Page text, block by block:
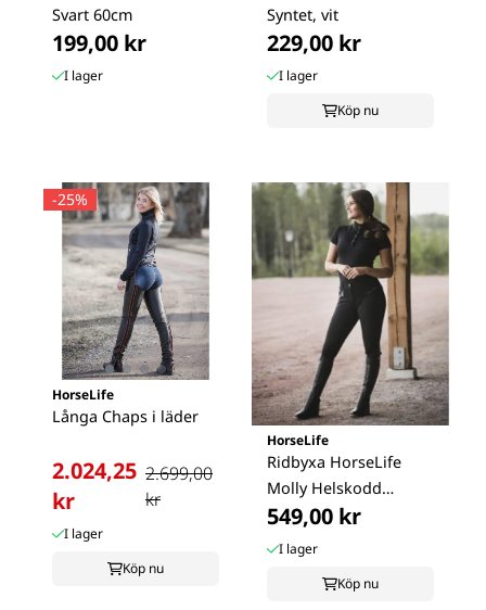
Svart 60cm
199,00 kr
I lager
Syntet, vit
229,00 kr
I lager
Köp nu
-25%
HorseLife
Långa Chaps i läder
2.024,25
kr
2.699,00
kr
I lager
Köp nu
HorseLife
Ridbyxa HorseLife
Molly Helskodd
Silicon, Svart
549,00 kr
I lager
Köp nu